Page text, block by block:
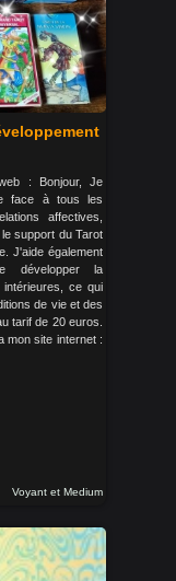
: Bonjour, Je
face à tous les
affectives,
support du Tarot
J'aide également
développer la
ce qui
de vie et des
tarif de 20 euros.
mon site internet :
Voyant et Medium